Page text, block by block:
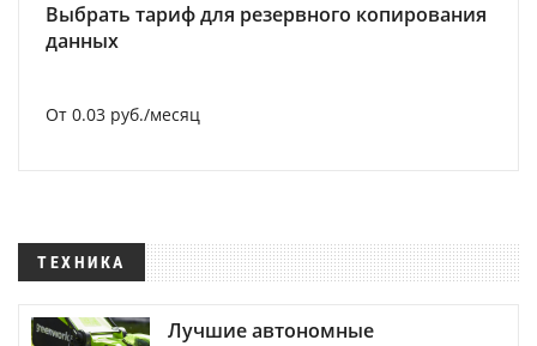
Выбрать тариф для резервного копирования
данных
От 0.03 руб./месяц
ТЕХНИКА
Лучшие автономные